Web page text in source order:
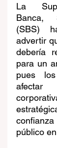
La
Banca,
(SBS)
advertir
debería
para un
pues
afectar
público